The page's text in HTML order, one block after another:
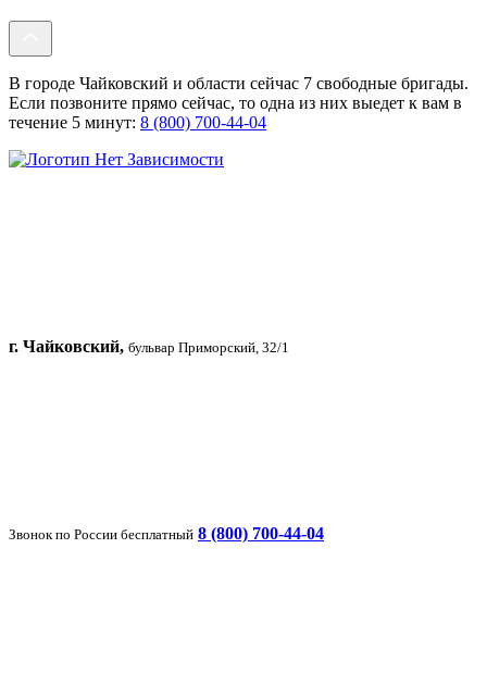
В городе Чайковский и области сейчас 7 свободные бригады.
Если позвоните прямо сейчас, то одна из них выедет к вам в
течение 5 минут: 8 (800) 700-44-04
г. Чайковский, бульвар Приморский, 32/1
Звонок по России бесплатный 8 (800) 700-44-04